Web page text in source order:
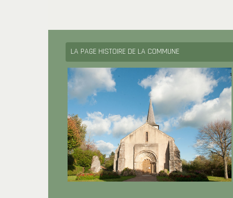
LA PAGE HISTOIRE DE LA COMMUNE